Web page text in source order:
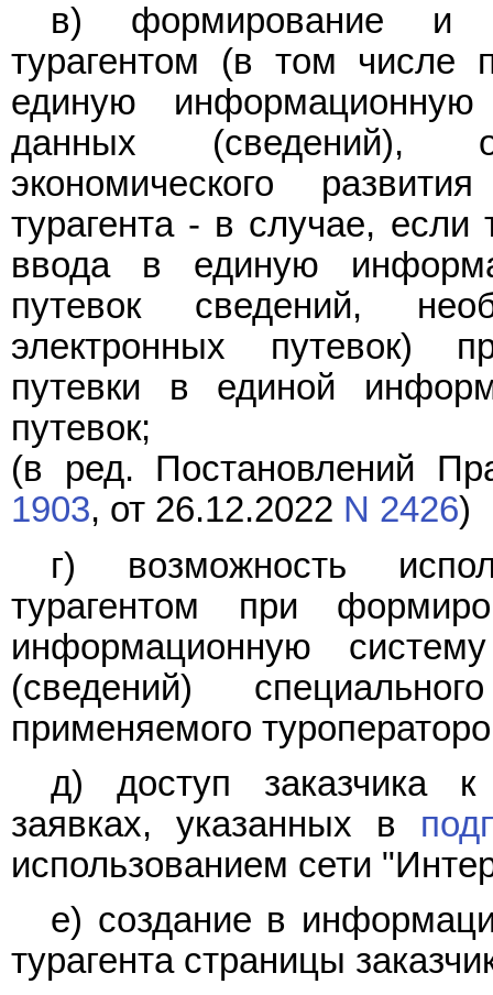
в) формирование и
турагентом (в том числе
единую информационную
данных (сведений),
экономического
турагента - в случае, если
ввода в единую
путевок сведений,
электронных путевок)
путевки в единой
путевок;
(в ред. Постановлений
1903, от 26.12.2022 N 2426)
г) возможность
турагентом при
информационную
(сведений)
применяемого
д) доступ заказчика
заявках, указанных в
использованием сети
е) создание в
турагента страницы